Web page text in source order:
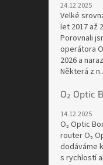
24.12.2025
Velké
let 2017 až
Porovnali
operátora
2026 a
Některá z
O₂ Optic
14.12.2025
O₂ Optic
router O₂
dodáváme
s rychlostí